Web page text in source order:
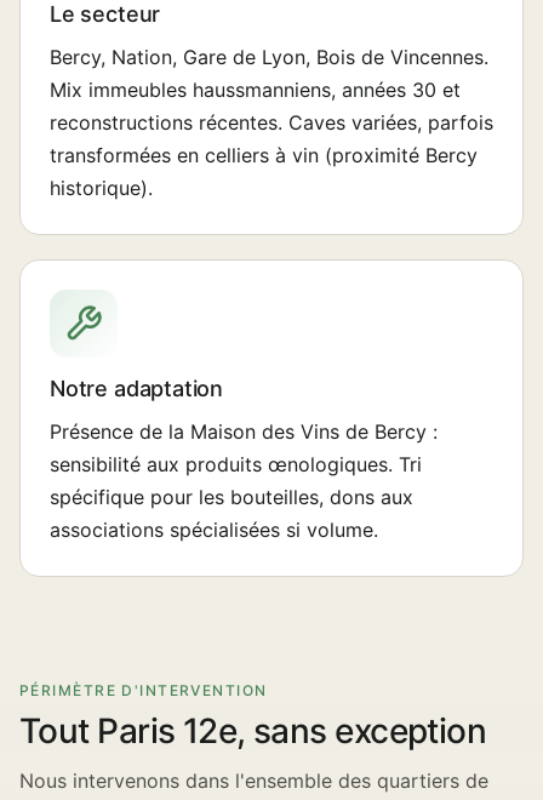
Le secteur
Bercy, Nation, Gare de Lyon, Bois de Vincennes.
Mix immeubles haussmanniens, années 30 et
reconstructions récentes. Caves variées, parfois
transformées en celliers à vin (proximité Bercy
historique).
Notre adaptation
Présence de la Maison des Vins de Bercy :
sensibilité aux produits œnologiques. Tri
spécifique pour les bouteilles, dons aux
associations spécialisées si volume.
PÉRIMÈTRE D'INTERVENTION
Tout Paris 12e, sans exception
Nous intervenons dans l'ensemble des quartiers de